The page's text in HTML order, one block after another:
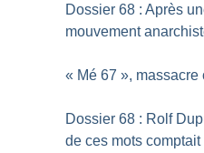
Dossier 68 : Après
mouvement
« Mé 67 », massacre
Dossier 68 : Rolf
de ces mots